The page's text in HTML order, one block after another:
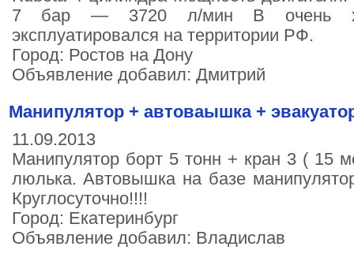
7 бар ― 3720 л/мин В очень
эксплуатировался на территории РФ.
Город: Ростов на Дону
Объявление добавил: Дмитрий
Манипулятор + автоваышка +
11.09.2013
Манипулятор борт 5 тонн + кран 3 ( 15
люлька. Автовышка на базе
Круглосуточно!!!!
Город: Екатеринбург
Объявление добавил: Владислав